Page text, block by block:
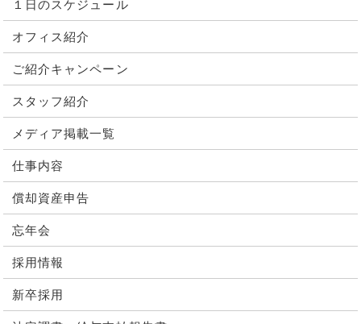
１日のスケジュール
オフィス紹介
ご紹介キャンペーン
スタッフ紹介
メディア掲載一覧
仕事内容
償却資産申告
忘年会
採用情報
新卒採用